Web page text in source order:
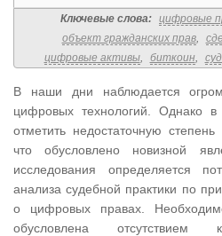
Ключевые слова: цифровые
объект гражданских прав,
цифровые активы, биткоин,
В наши дни наблюдается
цифровых технологий. Однако
отметить недостаточную
что обусловлено новизной
исследования определяется
анализа судебной практики по
о цифровых правах.
обусловлена отсутствием